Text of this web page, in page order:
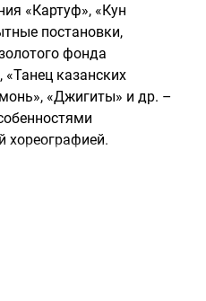
«Картуф», «Кун
постановки,
фонда
казанских
«Джигиты» и др. –
хореографией.